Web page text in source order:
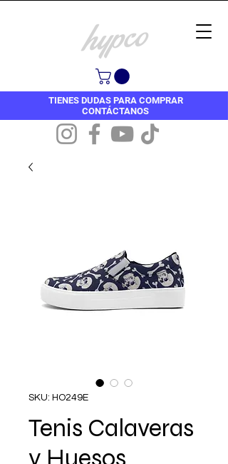
TIENES DUDAS PARA COMPRAR
CONTÁCTANOS
SKU: HO249E
Tenis Calaveras